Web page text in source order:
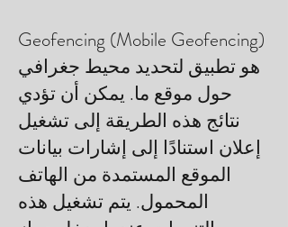
Geofencing (Mobile Geofencing)
هو تطبيق لتحديد محيط جغرافي
حول موقع ما. يمكن أن تؤدي
نتائج هذه الطريقة إلى تشغيل
إعلان استنادًا إلى إشارات بيانات
الموقع المستمدة من الهاتف
المحمول. يتم تشغيل هذه